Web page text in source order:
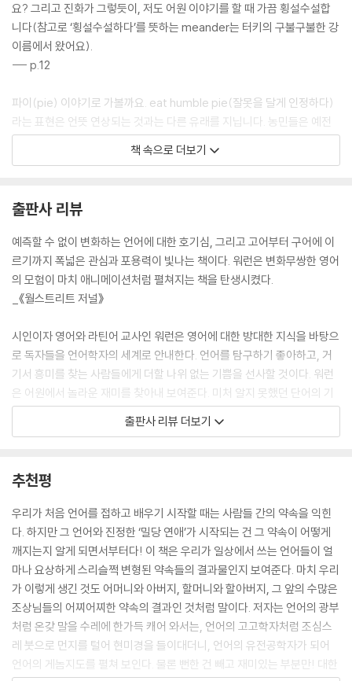
요? 그리고 진화가 그렇듯이, 저도 어원 이야기를 할 때 가끔 횡설수설합
니다(참고로 ‘횡설수설하다’를 뜻하는 meander는 터키의 구불구불한 강
이름에서 왔어요).
--- p.12
파이(pie) 이야기로 가볼까요. eat humble pie(잘못을 달게 인정하다)
라는 표현은 언뜻 연상되는 것과는 다른 유래를 지닙니다. 농민들은 예전
에 ‘umble’로 만든 파이를 먹었습니다. umble이란 사냥으로 잡은 짐승의
내장으로, 고급 음식과는 거리가 멀었습니다. 다른 말로 하면 offal(내장),
다. 세월이 흐르면서 런던 동부를 제외한 영국 전역에서 h 소리를 내게 됐
지만, umble은 영어에서 아예 사라지고 말았습니다. 한편 humble은 라
틴어 humilis에서 왔습니다. humus가 ‘땅, 흙’이고 humilis는 그 형용사
형이었거든요.
--- p.38~39
rye(호밀) 이야기를 해보면, 소설 『호밀밭의 파수꾼(The Catcher in th
e Rye)』의 제목은 시인 로버트 번스가 쓴 〈호밀밭 사이로(Comin’ Thro’
the Rye)〉라는 노래의 가사에서 따왔습니다. 노래의 멜로디는 일반적으
로 〈올드 랭 사인(Auld Lang Syne)〉(스코틀랜드어로 ‘old long since’
즉 ‘오랜 옛 시절’의 뜻)과 같게 부릅니다. 〈올드 랭 사인〉은 12월 31일 자정
에 보통 술이 거나하게 취해서 부르는 캐롤이에요.
프랑스어에서 온 포푸리(potpourri)는 문자 그대로 해석하면 ‘썩은 단지
지만 potpourri의 원래 뜻은 먹고 남은 음식으로 만든 스튜였습니다. 그러
다 뜻이 확대되어 ‘혼합물’을 일반적으로 가리키게 되면서, 말린 꽃잎과 향
료를 섞어 단지에 넣은 방향제도 그렇게 부르게 된 것이죠. 혼합 이야기가
나왔으니 말인데, ‘섞다’를 뜻하는 프랑스어 meler(멜레)에서 파생된 단
어로는 melee(아수라장)도 있고 여러 노래가 뒤섞여 흘러나오는 곡을 뜻
하는 medley(메들리)도 있습니다.
--- p.74
데님을 골드러시 때 리바이 스트라우스(Levi Strauss)가 처음 만들었다
책 속으로 더보기
출판사 리뷰
예측할 수 없이 변화하는 언어에 대한 호기심, 그리고 고어부터 구어에 이
르기까지 폭넓은 관심과 포용력이 빛나는 책이다. 워런은 변화무쌍한 영어
의 모험이 마치 애니메이션처럼 펼쳐지는 책을 탄생시켰다.
_《월스트리트 저널》
시인이자 영어와 라틴어 교사인 워런은 영어에 대한 방대한 지식을 바탕으
로 독자들을 언어학자의 세계로 안내한다. 언어를 탐구하기 좋아하고, 거
기서 흥미를 찾는 사람들에게 더할 나위 없는 기쁨을 선사할 것이다. 워런
은 어원에서 놀라운 재미를 찾아내 보여준다. 미처 알지 못했던 단어의 기
발한 면모를 찾을 수 있을 것이다.
있다. 단어의 혈통과 단어가 주는 기쁨을 모두 잡은 책이다.
_《로스앤젤레스 리뷰 오브 북스》
단어의 진화에 대한 확실하고 재미있는 안내서.
_《하버드 매거진》
‘단어에도 맥락과 족보가 있다’
단어가 걸어온 길을 되짚어보는 신기한 경험
우리가 매일 먹고, 타고, 입고, 쓰는 모든 것에는 이름이 있다. 그리고 각 이
름에는 그 대상만큼이나 긴 역사가 서려 있다. ‘빵’이라는 이름에 관한 역사
출판사 리뷰 더보기
추천평
우리가 처음 언어를 접하고 배우기 시작할 때는 사람들 간의 약속을 익힌
다. 하지만 그 언어와 진정한 ‘밀당 연애’가 시작되는 건 그 약속이 어떻게
깨지는지 알게 되면서부터다! 이 책은 우리가 일상에서 쓰는 언어들이 얼
마나 요상하게 스리슬쩍 변형된 약속들의 결과물인지 보여준다. 마치 우리
가 이렇게 생긴 것도 어머니와 아버지, 할머니와 할아버지, 그 앞의 수많은
조상님들의 어찌어찌한 약속의 결과인 것처럼 말이다. 저자는 언어의 광부
처럼 온갖 말을 수레에 한가득 캐어 와서는, 언어의 고고학자처럼 조심스
레 붓으로 먼지를 털어 현미경을 들이대더니, 언어의 유전공학자가 되어
언어의 게놈지도를 펼쳐 보인다. 물론 뻔한 건 빼고 재미있는 부분만! 대한